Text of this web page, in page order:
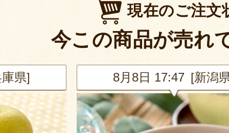
現在のご注文
今この商品が売れ
県] 8月8日 17:43 [新潟